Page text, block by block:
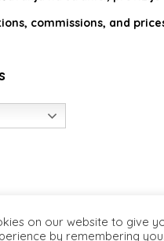
commissions, and
on our website to give
by remembering